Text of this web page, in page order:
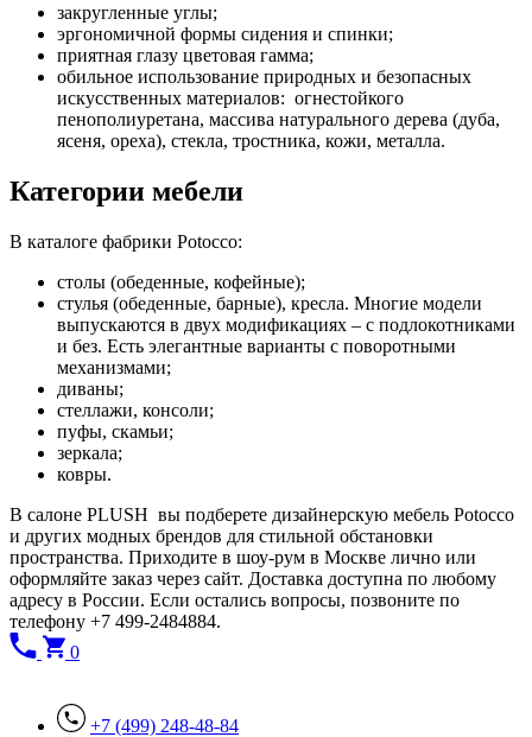
закругленные углы;
эргономичной формы сидения и спинки;
приятная глазу цветовая гамма;
обильное использование природных и безопасных
искусственных материалов: огнестойкого
пенополиуретана, массива натурального дерева (дуба,
ясеня, ореха), стекла, тростника, кожи, металла.
Категории мебели
В каталоге фабрики Potocco:
столы (обеденные, кофейные);
стулья (обеденные, барные), кресла. Многие модели
выпускаются в двух модификациях – с подлокотниками
и без. Есть элегантные варианты с поворотными
механизмами;
диваны;
стеллажи, консоли;
пуфы, скамьи;
зеркала;
ковры.
В салоне PLUSH вы подберете дизайнерскую мебель Potocco
и других модных брендов для стильной обстановки
пространства. Приходите в шоу-рум в Москве лично или
оформляйте заказ через сайт. Доставка доступна по любому
адресу в России. Если остались вопросы, позвоните по
телефону +7 499-2484884.
0
+7 (499) 248-48-84